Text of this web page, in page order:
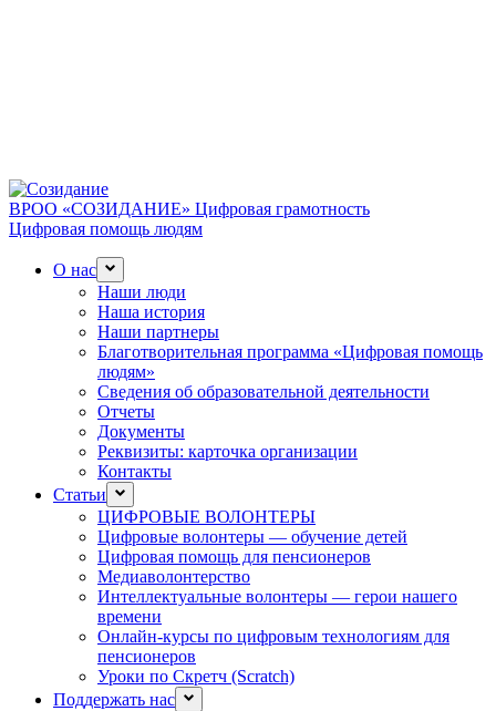
ВРОО «СОЗИДАНИЕ» Цифровая грамотность
Цифровая помощь людям
О нас
Наши люди
Наша история
Наши партнеры
Благотворительная программа «Цифровая помощь
людям»
Сведения об образовательной деятельности
Отчеты
Документы
Реквизиты: карточка организации
Контакты
Статьи
ЦИФРОВЫЕ ВОЛОНТЕРЫ
Цифровые волонтеры — обучение детей
Цифровая помощь для пенсионеров
Медиаволонтерство
Интеллектуальные волонтеры — герои нашего
времени
Онлайн-курсы по цифровым технологиям для
пенсионеров
Уроки по Скретч (Scratch)
Поддержать нас